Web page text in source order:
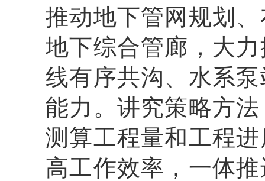
推动地下管网规划
地下综合管廊，大
线有序共沟、水系
能力。讲究策略方
测算工程量和工程
高工作效率，一体